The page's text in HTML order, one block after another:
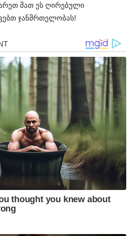
მათ ეს ღირებული
ჯანმრთელობას!